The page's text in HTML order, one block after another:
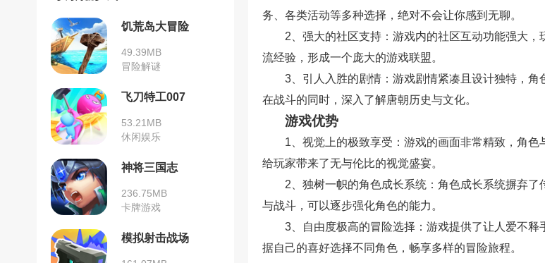
饥荒岛大冒险
49.39MB
冒险解谜
飞刀特工007
53.21MB
休闲娱乐
神将三国志
236.75MB
卡牌游戏
模拟射击战场
务、各类活动等多种选择，绝对不会让你感到无聊。
2、强大的社区支持：游戏内的社区互动功能强大，
流经验，形成一个庞大的游戏联盟。
3、引人入胜的剧情：游戏剧情紧凑且设计独特，角
在战斗的同时，深入了解唐朝历史与文化。
游戏优势
1、视觉上的极致享受：游戏的画面非常精致，角色
给玩家带来了无与伦比的视觉盛宴。
2、独树一帜的角色成长系统：角色成长系统摒弃了
与战斗，可以逐步强化角色的能力。
3、自由度极高的冒险选择：游戏提供了让人爱不释
据自己的喜好选择不同角色，畅享多样的冒险旅程。